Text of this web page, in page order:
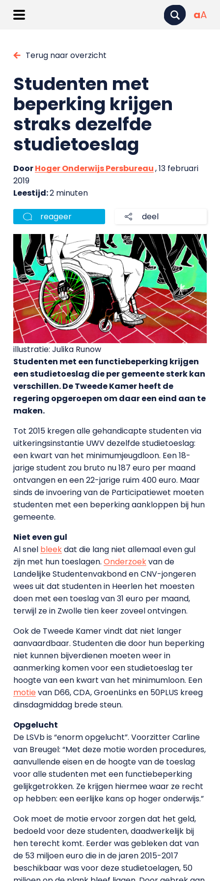
aA
Terug naar overzicht
Studenten met
beperking krijgen
straks dezelfde
studietoeslag
DoorHoger Onderwijs Persbureau, 13 februari
2019
Leestijd:2 minuten
reageer deel
illustratie: Julika Runow
Studenten met een functiebeperking krijgen
een studietoeslag die per gemeente sterk kan
verschillen. De Tweede Kamer heeft de
regering opgeroepen om daar een eind aan te
maken.
Tot 2015 kregen alle gehandicapte studenten via
uitkeringsinstantie UWV dezelfde studietoeslag:
een kwart van het minimumjeugdloon. Een 18-
jarige student zou bruto nu 187 euro per maand
ontvangen en een 22-jarige ruim 400 euro. Maar
sinds de invoering van de Participatiewet moeten
studenten met een beperking aankloppen bij hun
gemeente.
Niet even gul
Al snel bleekdat die lang niet allemaal even gul
zijn met hun toeslagen. Onderzoekvan de
Landelijke Studentenvakbond en CNV-jongeren
wees uit dat studenten in Heerlen het moesten
doen met een toeslag van 31 euro per maand,
terwijl ze in Zwolle tien keer zoveel ontvingen.
Ook de Tweede Kamer vindt dat niet langer
aanvaardbaar. Studenten die door hun beperking
niet kunnen bijverdienen moeten weer in
aanmerking komen voor een studietoeslag ter
hoogte van een kwart van het minimumloon. Een
motievan D66, CDA, GroenLinks en 50PLUS kreeg
dinsdagmiddag brede steun.
Opgelucht
De LSVb is “enorm opgelucht”. Voorzitter Carline
van Breugel: “Met deze motie worden procedures,
aanvullende eisen en de hoogte van de toeslag
voor alle studenten met een functiebeperking
gelijkgetrokken. Ze krijgen hiermee waar ze recht
op hebben: een eerlijke kans op hoger onderwijs.”
Ook moet de motie ervoor zorgen dat het geld,
bedoeld voor deze studenten, daadwerkelijk bij
hen terecht komt. Eerder was gebleken dat van
de 53 miljoen euro die in de jaren 2015-2017
beschikbaar was voor deze studietoelagen, 50